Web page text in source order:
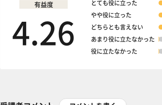
有益度
4.26
とても役に立った
やや役に立った
どちらとも言えない
あまり役に立たなかった
役に立たなかった